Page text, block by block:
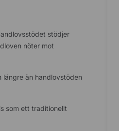
stödjer
nöter mot
längre än handlovstöden
som ett traditionellt